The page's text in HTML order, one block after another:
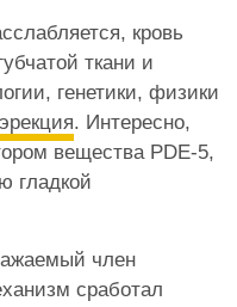
кровь
ткани и
генетики, физики
эрекция. Интересно,
вещества PDE-5,
гладкой
член
сработал